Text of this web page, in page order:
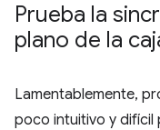
Prueba la
plano de la
Lamentablemente,
poco intuitivo y difícil